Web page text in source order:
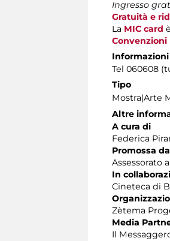
Ingresso
Gratuità e
La MIC card
Convenzioni
Informazioni
Tel 060608
Tipo
Mostra|Arte
Altre
A cura di
Federica
Promossa da
Assessorato
In
Cineteca di
Zètema
Media
Il